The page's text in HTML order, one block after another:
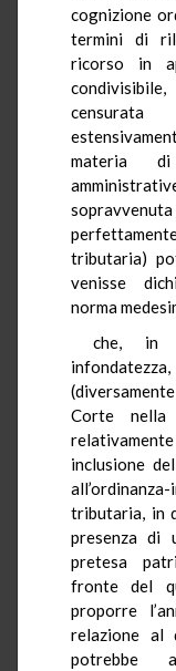
cognizione
termini di
ricorso in
materia
tributaria)
venisse
norma
che, in
Corte nella
inclusione
tributaria, in
presenza di
pretesa
fronte del
proporre
relazione al
potrebbe